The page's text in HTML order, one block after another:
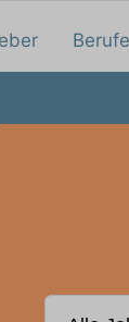
Berufe